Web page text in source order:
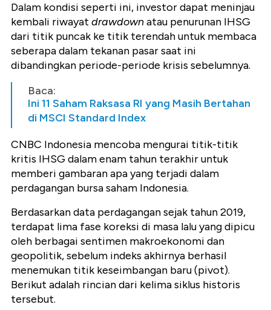
Dalam kondisi seperti ini, investor dapat meninjau
kembali riwayat drawdownatau penurunan IHSG
dari titik puncak ke titik terendah untuk membaca
seberapa dalam tekanan pasar saat ini
dibandingkan periode-periode krisis sebelumnya.
Baca:
Ini 11 Saham Raksasa RI yang Masih Bertahan
di MSCI Standard Index
CNBC Indonesia mencoba mengurai titik-titik
kritis IHSG dalam enam tahun terakhir untuk
memberi gambaran apa yang terjadi dalam
perdagangan bursa saham Indonesia.
Berdasarkan data perdagangan sejak tahun 2019,
terdapat lima fase koreksi di masa lalu yang dipicu
oleh berbagai sentimen makroekonomi dan
geopolitik, sebelum indeks akhirnya berhasil
menemukan titik keseimbangan baru (pivot).
Berikut adalah rincian dari kelima siklus historis
tersebut.